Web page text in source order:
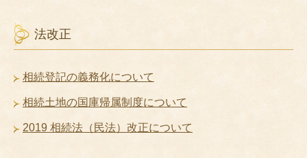
法改正
相続登記の義務化について
相続土地の国庫帰属制度について
2019 相続法（民法）改正について